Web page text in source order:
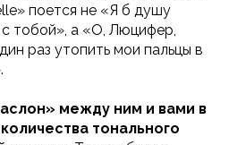
поется не «Я б душу
с тобой», а «О, Люцифер,
раз утопить мои пальцы в
между ним и вами в
тонального